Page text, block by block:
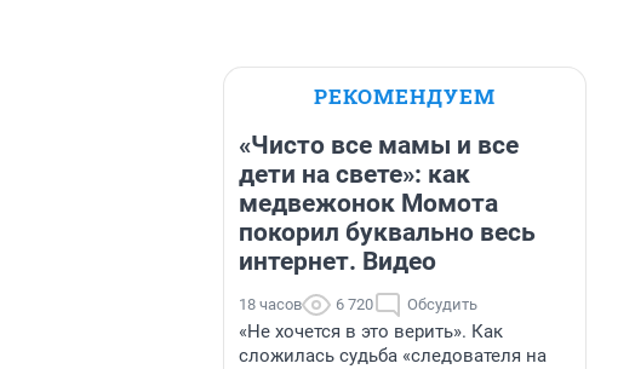
РЕКОМЕНДУЕМ
«Чисто все мамы и все
дети на свете»: как
медвежонок Момота
покорил буквально весь
интернет. Видео
18 часов 6 720 Обсудить
«Не хочется в это верить». Как
сложилась судьба «следователя на